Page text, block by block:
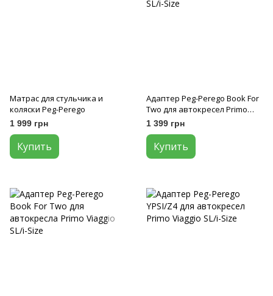
Матрас для стульчика и
коляски Peg-Perego
1 999 грн
Купить
Адаптер Peg-Perego Book For
Two для автокресел Primo
Viaggio SL/i-Size
1 399 грн
Купить